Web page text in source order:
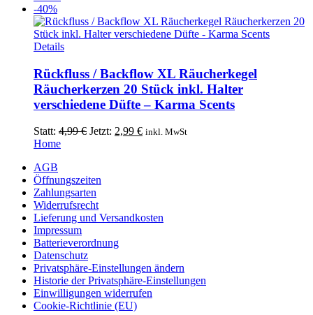
Optionen
können
auf
der
Produktseite
gewählt
werden
19,99 €
13,99 €.
-40%
DetailsDieses
weist
mehrere
Varianten
auf.
Optionen
Produktseite
gewählt
werden
Rückfluss / Backflow XL Räucherkegel
Räucherkerzen 20 Stück inkl. Halter
verschiedene Düfte – Karma Scents
Statt: 4,99€ Ursprünglicher
Jetzt: 2,99 €Aktueller
inkl. MwSt
Home
AGB
Öffnungszeiten
Zahlungsarten
Widerrufsrecht
Lieferung und Versandkosten
Impressum
Batterieverordnung
Datenschutz
Privatsphäre-Einstellungen ändern
Historie der Privatsphäre-Einstellungen
Einwilligungen widerrufen
Cookie-Richtlinie (EU)